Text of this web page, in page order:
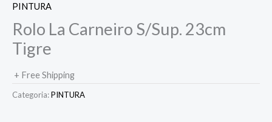
PINTURA
Rolo La Carneiro S/Sup. 23cm
Tigre
+ Free Shipping
Categoria:PINTURA